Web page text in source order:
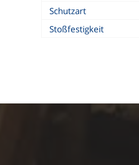
Schutzart
Stoßfestigkeit